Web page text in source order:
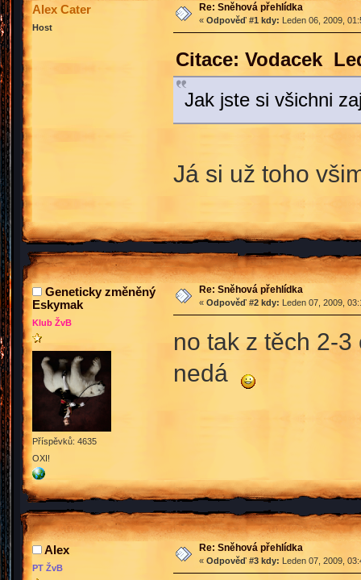
Alex Cater
Host
Re: Sněhová přehlídka
« Odpověď #1 kdy: Leden 06, 2009,
Citace: Vodacek
Jak jste si všichni
Já si už toho
Geneticky změněný
Eskymak
Klub ŽvB
Příspěvků: 4635
OXI!
Re: Sněhová přehlídka
« Odpověď #2 kdy: Leden 07, 2009,
no tak z těch 2-
nedá
Alex
PT ŽvB
Re: Sněhová přehlídka
« Odpověď #3 kdy: Leden 07, 2009,